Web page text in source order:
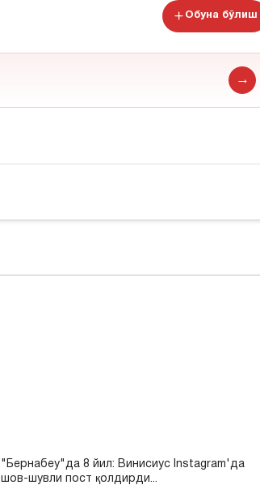
Обуна бўлиш
→
"Бернабеу"да 8 йил: Винисиус Instagram'да
шов-шувли пост қолдирди...